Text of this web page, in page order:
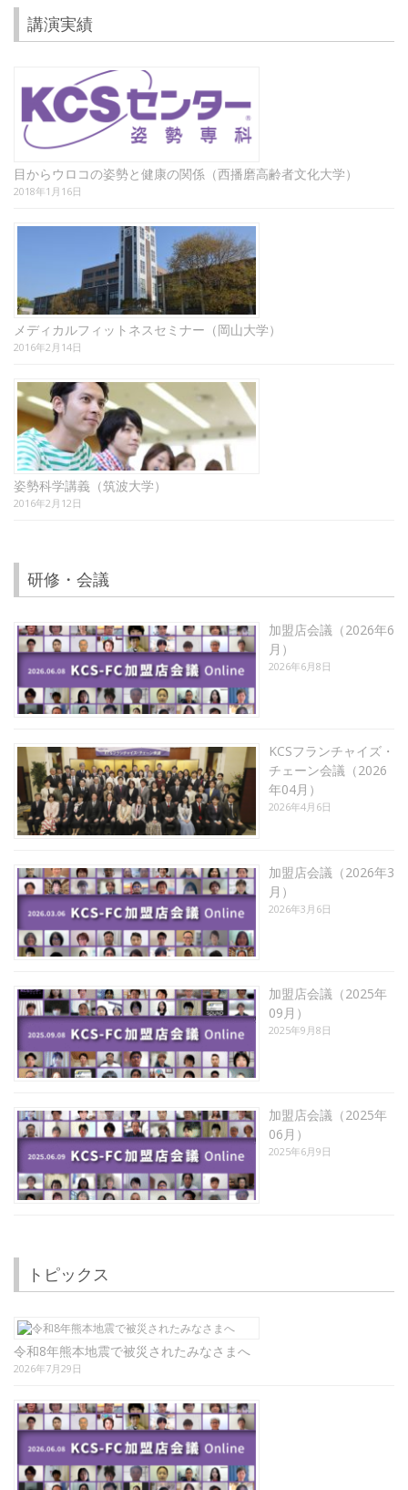
講演実績
目からウロコの姿勢と健康の関係（西播磨高齢者文化大学）
2018年1月16日
メディカルフィットネスセミナー（岡山大学）
2016年2月14日
姿勢科学講義（筑波大学）
2016年2月12日
研修・会議
加盟店会議（2026年6
月）
2026年6月8日
KCSフランチャイズ・
チェーン会議（2026
年04月）
2026年4月6日
加盟店会議（2026年3
月）
2026年3月6日
加盟店会議（2025年
09月）
2025年9月8日
加盟店会議（2025年
06月）
2025年6月9日
トピックス
令和8年熊本地震で被災されたみなさまへ
2026年7月29日